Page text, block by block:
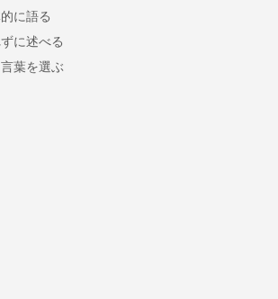
に語る
に述べる
葉を選ぶ